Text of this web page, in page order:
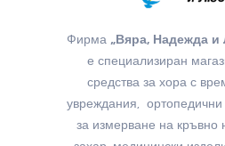
Фирма „Вяра, Надежда
е специализиран
средства за хора с
увреждания, ортопедични
за измерване на кръвно